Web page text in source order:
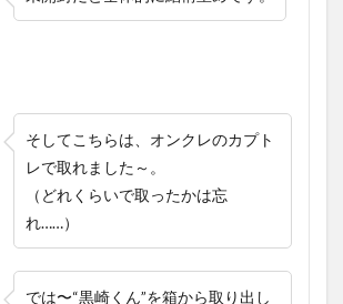
そしてこちらは、オンクレのカプト
レで取れました～。
（どれくらいで取ったかは忘
れ……）
では〜“黒崎くん”を箱から取り出し